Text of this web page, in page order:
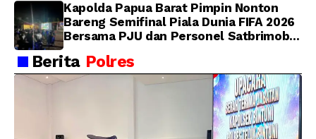
Kapolda Papua Barat Pimpin Nonton
Bareng Semifinal Piala Dunia FIFA 2026
Bersama PJU dan Personel Satbrimob
Berita Polres